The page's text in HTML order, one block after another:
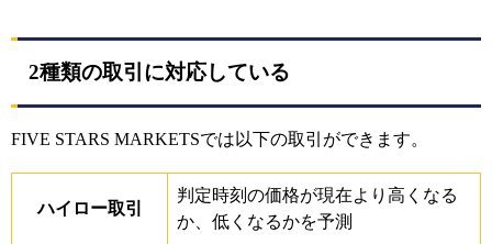
2種類の取引に対応している
FIVE STARS MARKETSでは以下の取引ができます。
ハイロー取引
判定時刻の価格が現在より高くなる
か、低くなるかを予測